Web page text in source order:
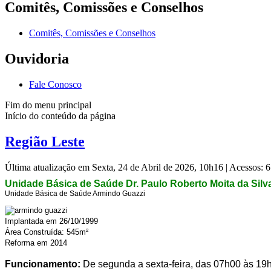
Comitês, Comissões e Conselhos
Comitês, Comissões e Conselhos
Ouvidoria
Fale Conosco
Fim do menu principal
Início do conteúdo da página
Região Leste
Última atualização em Sexta, 24 de Abril de 2026, 10h16 | Acessos:
Unidade Básica de Saúde Dr. Paulo Roberto Moita da
Unidade Básica de Saúde Armindo Guazzi
Implantada em 26/10/1999
Área Construída: 545m²
Reforma em 2014
Funcionamento: De segunda a sexta-feira, das 07h00 às